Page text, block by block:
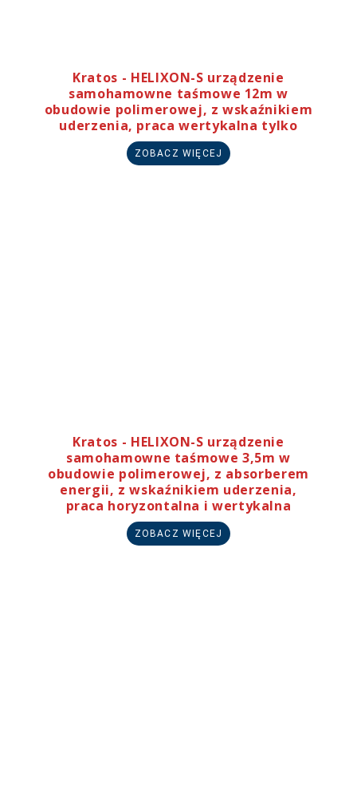
Kratos - HELIXON-S urządzenie
samohamowne taśmowe 12m w
obudowie polimerowej, z wskaźnikiem
uderzenia, praca wertykalna tylko
ZOBACZ WIĘCEJ
Kratos - HELIXON-S urządzenie
samohamowne taśmowe 3,5m w
obudowie polimerowej, z absorberem
energii, z wskaźnikiem uderzenia,
praca horyzontalna i wertykalna
ZOBACZ WIĘCEJ